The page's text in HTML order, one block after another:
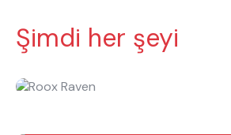
Şimdi her şeyi